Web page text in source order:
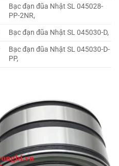
Bạc đạn đũa Nhật SL 045028-
PP-2NR,
Bạc đạn đũa Nhật SL 045030-D,
Bạc đạn đũa Nhật SL 045030-D-
PP,